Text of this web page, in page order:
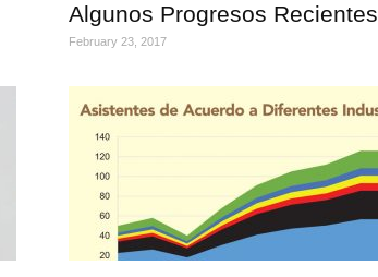
Algunos Progresos Recientes
February 23, 2017